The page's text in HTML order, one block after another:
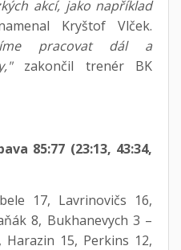
akcí, jako například
Kryštof Vlček.
pracovat dál a
zakončil trenér BK
85:77 (23:13, 43:34,
17, Lavrinovičs 16,
8, Bukhanevych 3 –
Harazin 15, Perkins 12,